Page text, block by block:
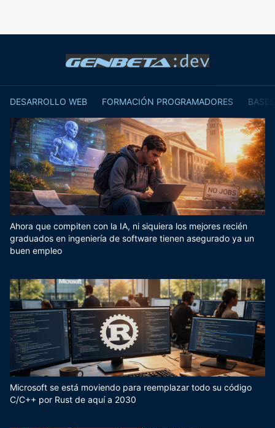
DESARROLLO WEB FORMACIÓN PROGRAMADORES
Ahora que compiten con la IA, ni siquiera los mejores recién
graduados en ingeniería de software tienen asegurado ya un
buen empleo
Microsoft se está moviendo para reemplazar todo su código
C/C++ por Rust de aquí a 2030